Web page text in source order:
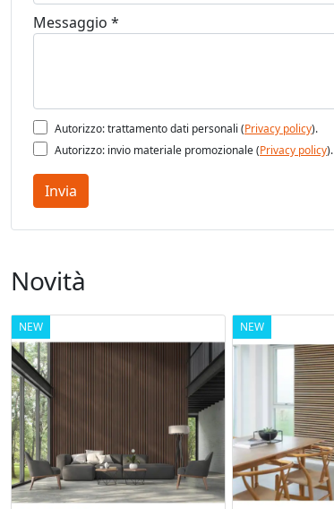
Messaggio *
Autorizzo: trattamento dati personali (Privacy policy).
Autorizzo: invio materiale promozionale (Privacy policy).
Invia
Novità
NEW NEW